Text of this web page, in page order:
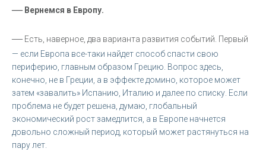
— Вернемся в Европу.
— Есть, наверное, два варианта развития событий. Первый
— если Европа все-таки найдет способ спасти свою
периферию, главным образом Грецию. Вопрос здесь,
конечно, не в Греции, а в эффекте домино, которое может
затем «завалить» Испанию, Италию и далее по списку. Если
проблема не будет решена, думаю, глобальный
экономический рост замедлится, а в Европе начнется
довольно сложный период, который может растянуться на
пару лет.